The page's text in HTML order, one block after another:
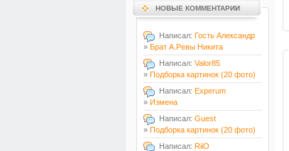
НОВЫЕ КОММЕНТАРИИ
Написал: Гость Александр
» Брат А.Ревы Никита
Написал: Valor85
» Подборка картинок (20 фото)
Написал: Experum
» Измена
Написал: Guest
» Подборка картинок (20 фото)
Написал: RiiO